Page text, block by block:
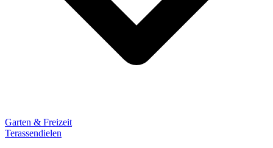
Garten & Freizeit
Terassendielen